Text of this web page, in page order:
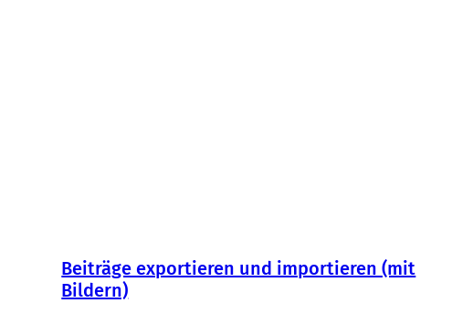
Beiträge exportieren und importieren (mit
Bildern)